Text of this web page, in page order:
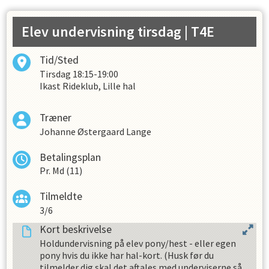
Elev undervisning tirsdag | T4E
Tid/Sted
Tirsdag 18:15-19:00
Ikast Rideklub, Lille hal
Træner
Johanne Østergaard Lange
Betalingsplan
Pr. Md (11)
Tilmeldte
3/6
Kort beskrivelse
Holdundervisning på elev pony/hest - eller egen
pony hvis du ikke har hal-kort. (Husk før du